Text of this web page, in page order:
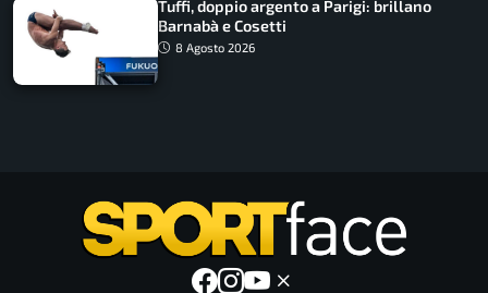
Tuffi, doppio argento a Parigi: brillano
Barnabà e Cosetti
8 Agosto 2026